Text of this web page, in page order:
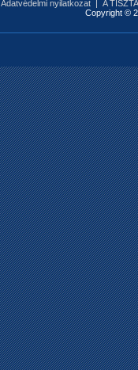
Adatvédelmi nyilatkozat
A
Copyright ©